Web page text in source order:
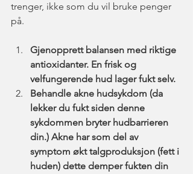
trenger, ikke som du vil bruke penger
på.
Gjenopprett balansen med riktige
antioxidanter. En frisk og
velfungerende hud lager fukt selv.
Behandle akne hudsykdom (da
lekker du fukt siden denne
sykdommen bryter hudbarrieren
din.) Akne har som del av
symptom økt talgproduksjon (fett i
huden) dette demper fukten din